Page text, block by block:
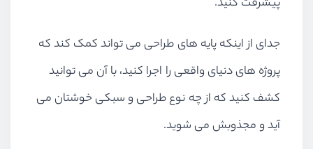
جدای از اینکه پایه های طراحی می تواند کمک کند که
پروژه های دنیای واقعی را اجرا کنید، با آن می توانید
کشف کنید که از چه نوع طراحی و سبکی خوشتان می
آید و مجذوبش می شوید.